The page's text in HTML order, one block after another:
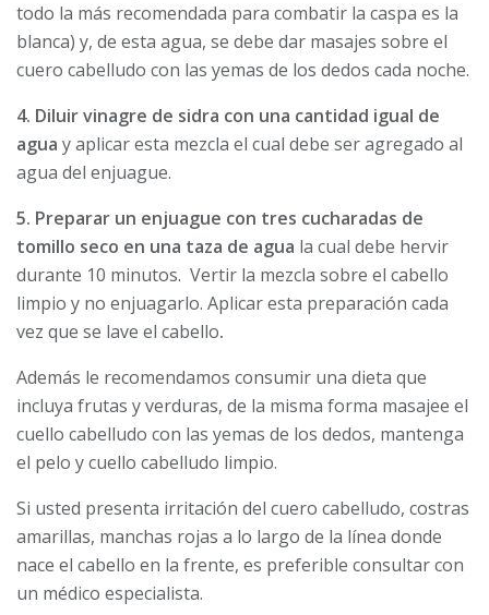
todo la más recomendada para combatir la caspa es la
blanca) y, de esta agua, se debe dar masajes sobre el
cuero cabelludo con las yemas de los dedos cada noche.
4. Diluir vinagre de sidra con una cantidad igual de
agua y aplicar esta mezcla el cual debe ser agregado al
agua del enjuague.
5. Preparar un enjuague con tres cucharadas de
tomillo seco en una taza de agua la cual debe hervir
durante 10 minutos. Vertir la mezcla sobre el cabello
limpio y no enjuagarlo. Aplicar esta preparación cada
vez que se lave el cabello.
Además le recomendamos consumir una dieta que
incluya frutas y verduras, de la misma forma masajee el
cuello cabelludo con las yemas de los dedos, mantenga
el pelo y cuello cabelludo limpio.
Si usted presenta irritación del cuero cabelludo, costras
amarillas, manchas rojas a lo largo de la línea donde
nace el cabello en la frente, es preferible consultar con
un médico especialista.